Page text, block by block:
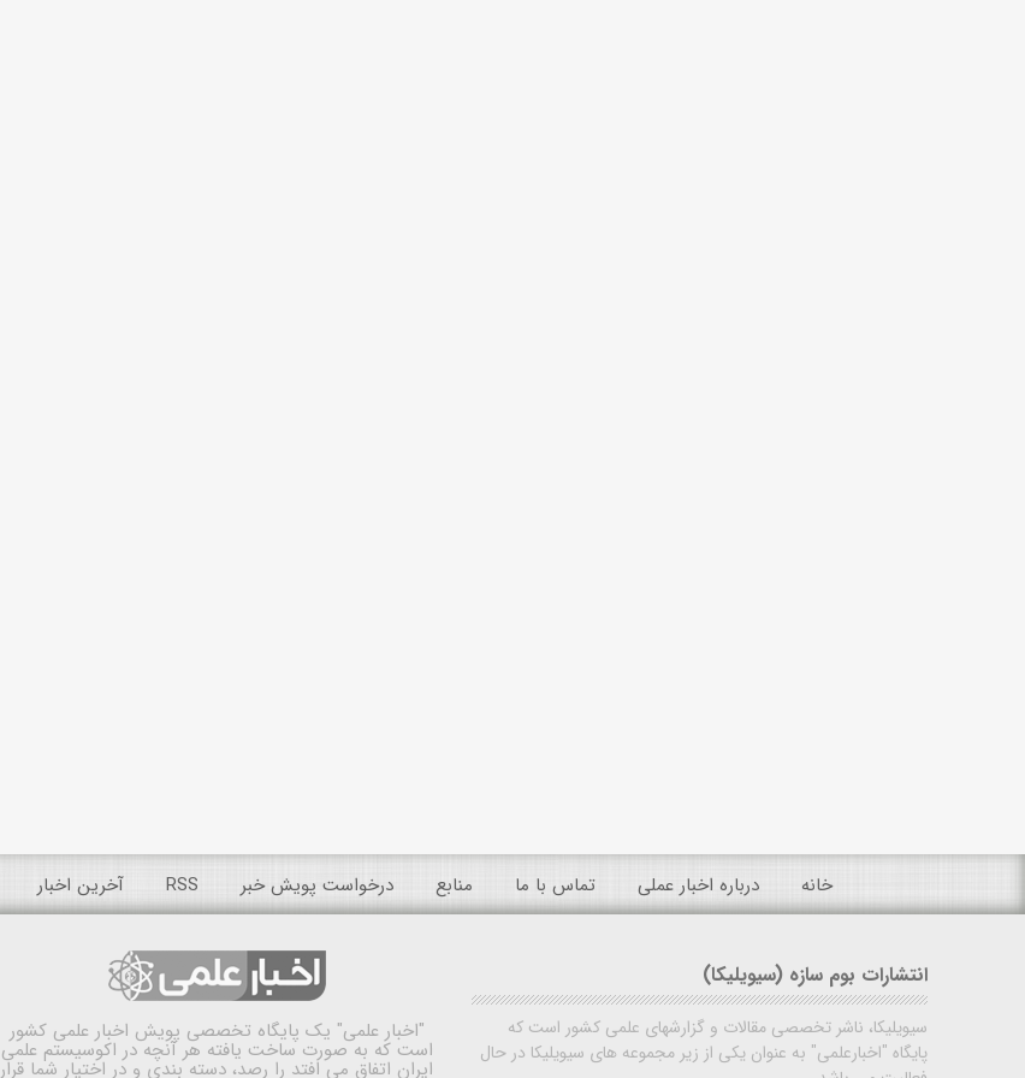
خانه درباره اخبار عملی تماس با ما منابع درخواست پویش خبر RSS آخرین اخبار
انتشارات بوم سازه (سیویلیکا)
سیویلیکا، ناشر تخصصی مقالات و گزارشهای علمی کشور است که
پایگاه "اخبارعلمی" به عنوان یکی از زیر مجموعه های سیویلیکا در حال
"اخبار علمی" یک پایگاه تخصصی پویش اخبار علمی کشور
است که به صورت ساخت یافته هر آنچه در اکوسیستم علمی
ایران اتفاق می افتد را رصد، دسته بندی و در اختیار شما قرار